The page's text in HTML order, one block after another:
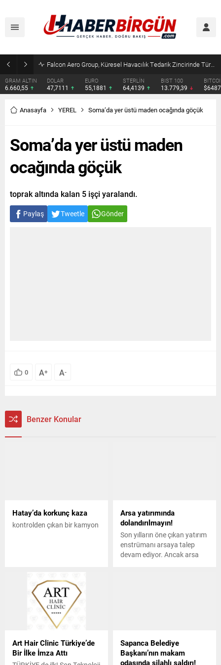
Falcon Aero Group, Küresel Havacılık Tedarik Zincirinde Türkiye’den Dünyaya Açılıyor
GRAM ALTIN
6.660,55
DOLAR
47,7111
EURO
55,1881
STERLİN
64,4139
BIST 100
13.779,39
Anasayfa YEREL Soma’da yer üstü maden ocağında göçük
Soma’da yer üstü maden
ocağında göçük
toprak altında kalan 5 işçi yaralandı.
Paylaş Tweetle Gönder
0 A+ A-
Benzer Konular
Hatay’da korkunç kaza
kontrolden çıkan bir kamyon
Arsa yatırımında
dolandırılmayın!
Son yılların öne çıkan yatırım
enstrümanı arsaya talep
devam ediyor. Ancak arsa
Art Hair Clinic Türkiye’de
Bir İlke İmza Attı
Sapanca Belediye
Başkanı’nın makam
odasında silahlı saldırı!